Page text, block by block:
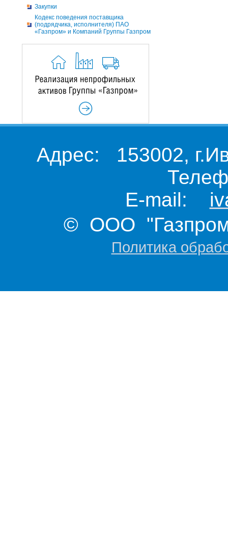
Закупки
Кодекс поведения поставщика
(подрядчика, исполнителя) ПАО
«Газпром» и Компаний Группы Газпром
Адрес: 153002,
E-mail:
© ООО "Газпром
Политика